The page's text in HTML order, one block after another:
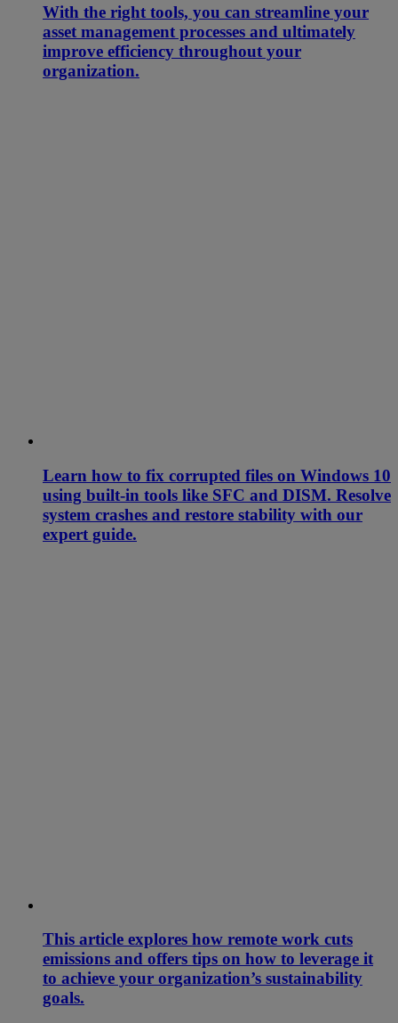
With the right tools, you can streamline your
asset management processes and ultimately
improve efficiency throughout your
organization.
Learn how to fix corrupted files on Windows 10
using built-in tools like SFC and DISM. Resolve
system crashes and restore stability with our
expert guide.
This article explores how remote work cuts
emissions and offers tips on how to leverage it
to achieve your organization’s sustainability
goals.